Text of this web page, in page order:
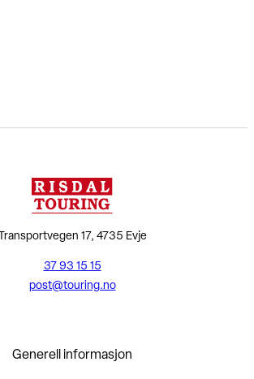
Transportvegen 17, 4735 Evje
37 93 15 15
post@touring.no
Generell informasjon